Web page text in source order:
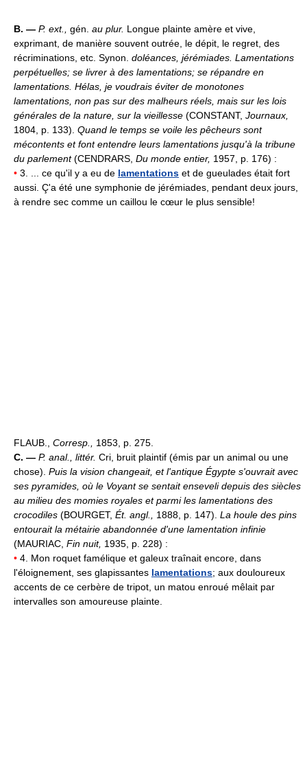
B. — P. ext., gén. au plur. Longue plainte amère et vive,
exprimant, de manière souvent outrée, le dépit, le regret, des
récriminations, etc. Synon. doléances, jérémiades. Lamentations
perpétuelles; se livrer à des lamentations; se répandre en
lamentations. Hélas, je voudrais éviter de monotones
lamentations, non pas sur des malheurs réels, mais sur les lois
générales de la nature, sur la vieillesse (CONSTANT, Journaux,
1804, p. 133). Quand le temps se voile les pêcheurs sont
mécontents et font entendre leurs lamentations jusqu'à la tribune
du parlement(CENDRARS, Du monde entier, 1957, p. 176) :
• 3. ... ce qu'il y a eu de lamentations et de gueulades était fort
aussi. Ç'a été une symphonie de jérémiades, pendant deux jours,
à rendre sec comme un caillou le cœur le plus sensible!
FLAUB., Corresp., 1853, p. 275.
C. — P. anal., littér. Cri, bruit plaintif (émis par un animal ou une
chose). Puis la vision changeait, et l'antique Égypte s'ouvrait avec
ses pyramides, où le Voyant se sentait enseveli depuis des siècles
au milieu des momies royales et parmi les lamentations des
crocodiles (BOURGET, Ét. angl., 1888, p. 147). La houle des pins
entourait la métairie abandonnée d'une lamentation infinie
(MAURIAC, Fin nuit, 1935, p. 228) :
• 4. Mon roquet famélique et galeux traînait encore, dans
l'éloignement, ses glapissantes lamentations; aux douloureux
accents de ce cerbère de tripot, un matou enroué mêlait par
intervalles son amoureuse plainte.